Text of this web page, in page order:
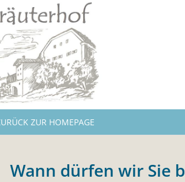
ZUR HOMEPAGE
dürfen wir Sie